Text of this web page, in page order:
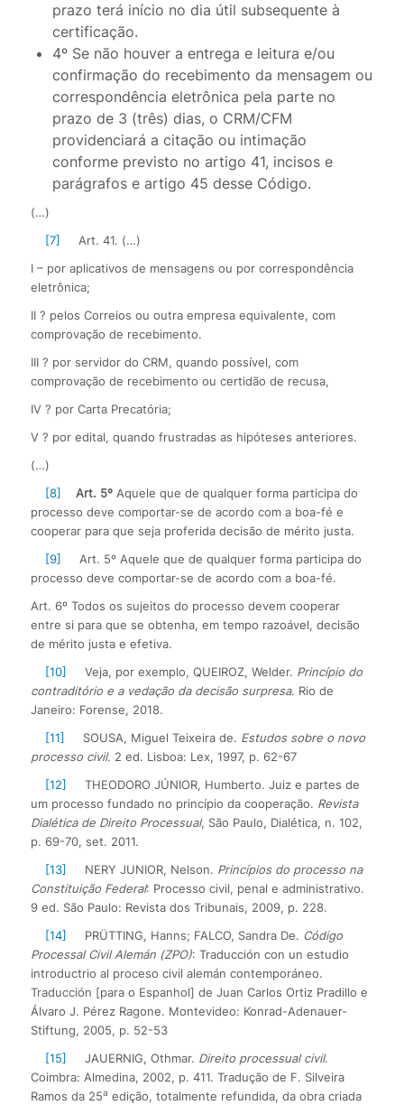
prazo terá início no dia útil subsequente à
certificação.
4º Se não houver a entrega e leitura e/ou
confirmação do recebimento da mensagem ou
correspondência eletrônica pela parte no
prazo de 3 (três) dias, o CRM/CFM
providenciará a citação ou intimação
conforme previsto no artigo 41, incisos e
parágrafos e artigo 45 desse Código.
(…)
[7]
Art. 41. (…)
I – por aplicativos de mensagens ou por correspondência
eletrônica;
II ? pelos Correios ou outra empresa equivalente, com
comprovação de recebimento.
III ? por servidor do CRM, quando possível, com
comprovação de recebimento ou certidão de recusa,
IV ? por Carta Precatória;
V ? por edital, quando frustradas as hipóteses anteriores.
(…)
[8]
Art. 5º Aquele que de qualquer forma participa do
processo deve comportar-se de acordo com a boa-fé e
cooperar para que seja proferida decisão de mérito justa.
[9]
Art. 5º Aquele que de qualquer forma participa do
processo deve comportar-se de acordo com a boa-fé.
Art. 6º Todos os sujeitos do processo devem cooperar
entre si para que se obtenha, em tempo razoável, decisão
de mérito justa e efetiva.
[10]
Veja, por exemplo, QUEIROZ, Welder. Princípio do
contraditório e a vedação da decisão surpresa. Rio de
Janeiro: Forense, 2018.
[11]
SOUSA, Miguel Teixeira de. Estudos sobre o novo
processo civil. 2 ed. Lisboa: Lex, 1997, p. 62-67
[12]
THEODORO JÚNIOR, Humberto. Juiz e partes de
um processo fundado no princípio da cooperação. Revista
Dialética de Direito Processual, São Paulo, Dialética, n. 102,
p. 69-70, set. 2011.
[13]
NERY JUNIOR, Nelson. Princípios do processo na
Constituição Federal: Processo civil, penal e administrativo.
9 ed. São Paulo: Revista dos Tribunais, 2009, p. 228.
[14]
PRÜTTING, Hanns; FALCO, Sandra De. Código
Processal Civil Alemán (ZPO): Traducción con un estudio
introductrio al proceso civil alemán contemporáneo.
Traducción [para o Espanhol] de Juan Carlos Ortiz Pradillo e
Álvaro J. Pérez Ragone. Montevideo: Konrad-Adenauer-
Stiftung, 2005, p. 52-53
[15]
JAUERNIG, Othmar. Direito processual civil.
Coimbra: Almedina, 2002, p. 411. Tradução de F. Silveira
Ramos da 25a edição, totalmente refundida, da obra criada